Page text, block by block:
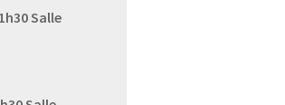
Salle